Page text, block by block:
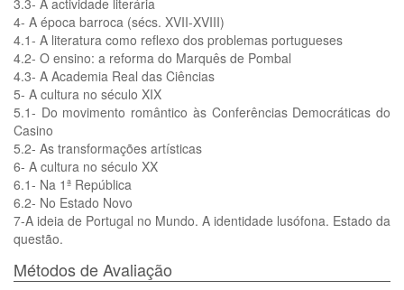
3.3- A actividade literária
4- A época barroca (sécs. XVII-XVIII)
4.1- A literatura como reflexo dos problemas portugueses
4.2- O ensino: a reforma do Marquês de Pombal
4.3- A Academia Real das Ciências
5- A cultura no século XIX
5.1- Do movimento romântico às Conferências Democráticas do
Casino
5.2- As transformações artísticas
6- A cultura no século XX
6.1- Na 1ª República
6.2- No Estado Novo
7-A ideia de Portugal no Mundo. A identidade lusófona. Estado da
questão.
Métodos de Avaliação